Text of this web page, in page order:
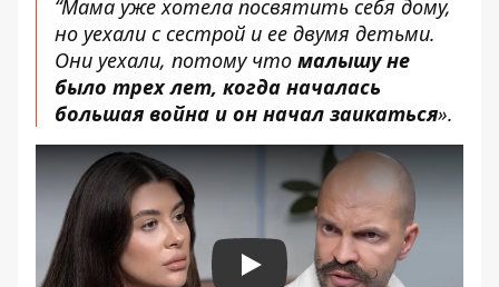
“Мама уже хотела посвятить себя дому,
но уехали с сестрой и ее двумя детьми.
Они уехали, потому что малышу не
было трех лет, когда началась
большая война и он начал заикаться».
Play